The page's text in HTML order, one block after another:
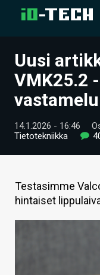
UUTISET
ARTIKKELIT
VIDEOT
HINTA.FI
KAUPPA
Uusi
VMK25.2 -
14.1.2026 - 16:46
Tietotekniikka
Testasimme
hintaiset